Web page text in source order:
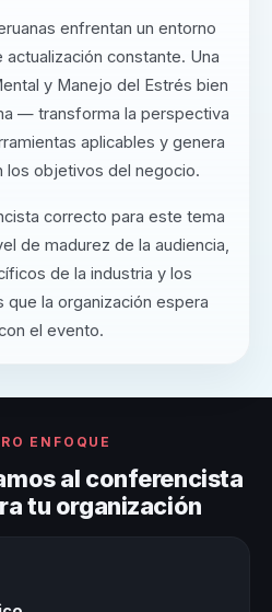
enfrentan un entorno
constante. Una
y Manejo del Estrés bien
— transforma la perspectiva
aplicables y genera
los objetivos del negocio.
correcto para este tema
de madurez de la audiencia,
de la industria y los
la organización espera
el evento.
ENFOQUE
al conferencista
tu organización